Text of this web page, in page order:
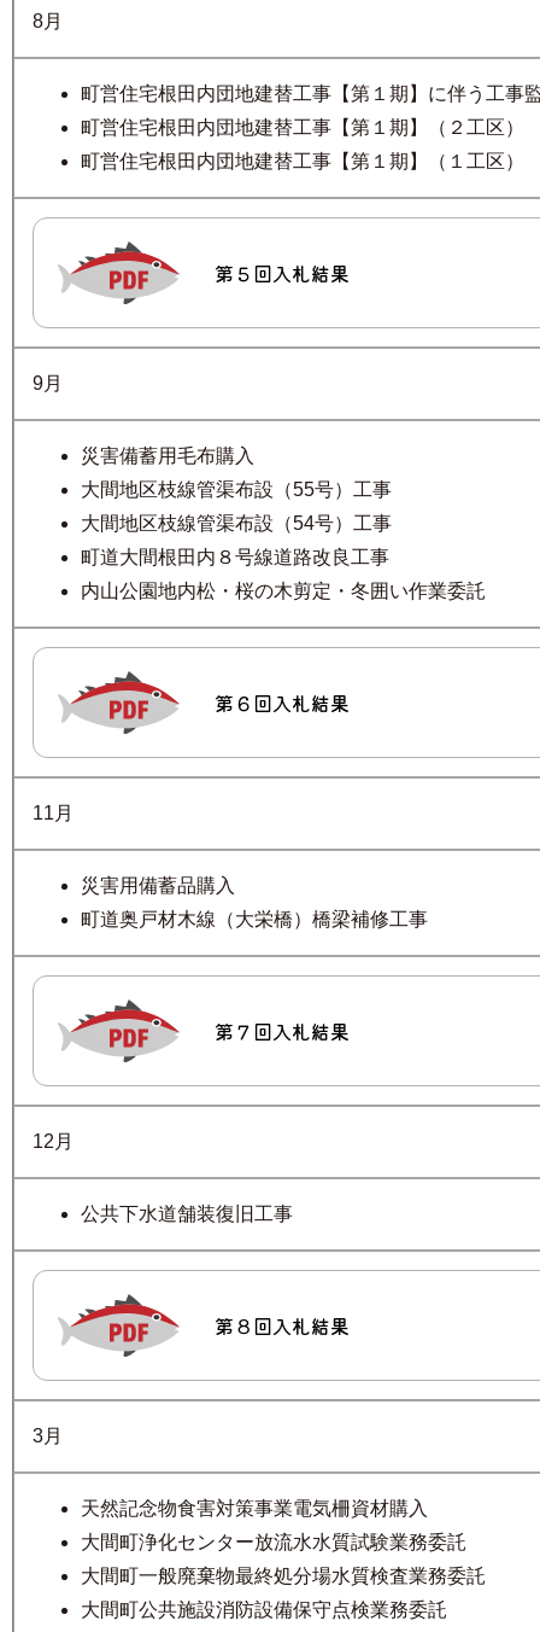
8月
町営住宅根田内団地建替工事【第１期】に伴う工事
町営住宅根田内団地建替工事【第１期】（２工区）
町営住宅根田内団地建替工事【第１期】（１工区）
第５回入札結果
9月
災害備蓄用毛布購入
大間地区枝線管渠布設（55号）工事
大間地区枝線管渠布設（54号）工事
町道大間根田内８号線道路改良工事
内山公園地内松・桜の木剪定・冬囲い作業委託
第６回入札結果
11月
災害用備蓄品購入
町道奥戸材木線（大栄橋）橋梁補修工事
第７回入札結果
12月
公共下水道舗装復旧工事
第８回入札結果
3月
天然記念物食害対策事業電気柵資材購入
大間町浄化センター放流水水質試験業務委託
大間町一般廃棄物最終処分場水質検査業務委託
大間町公共施設消防設備保守点検業務委託